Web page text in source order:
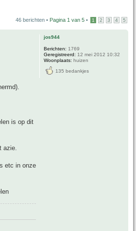
46 berichten • Pagina 1 van 5 • 1 2 3 4 5
is op dit
azie.
etc in onze
jos944
Berichten: 1769
Geregistreerd: 12 mei 2012 10:32
Woonplaats: huizen
135 bedankjes